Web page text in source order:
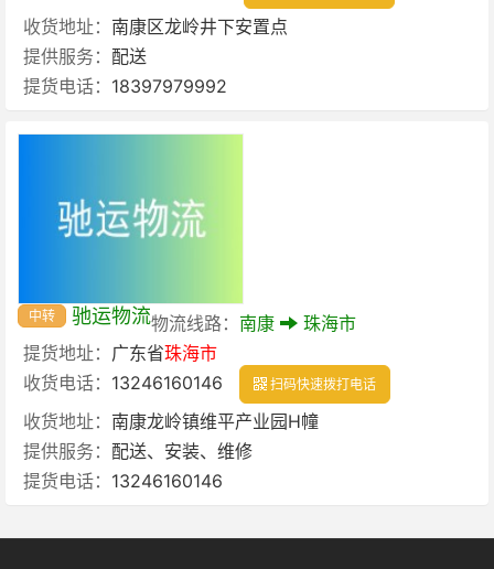
收货地址： 南康区龙岭井下安置点
提供服务： 配送
提货电话： 18397979992
中转 驰运物流物流线路： 南康
珠海市
提货地址： 广东省珠海市
收货电话： 13246160146 扫码快速拨打电话
收货地址： 南康龙岭镇维平产业园H幢
提供服务： 配送、安装、维修
提货电话： 13246160146